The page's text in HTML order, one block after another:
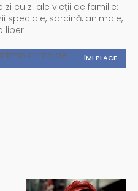
cu zi ale vieții de familie:
speciale, sarcină, animale,
liber.
ÎMI PLACE
de